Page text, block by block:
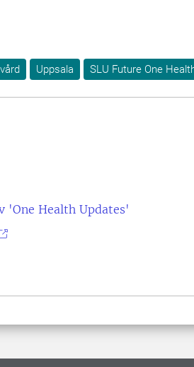
Uppsala SLU Future One
'One Health Updates'